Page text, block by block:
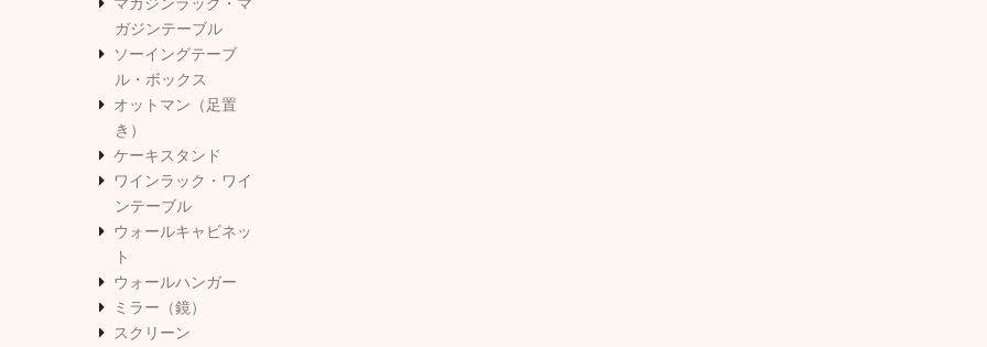
ガジンテーブル
ソーイングテーブ
ル・ボックス
オットマン（足置
き）
ケーキスタンド
ワインラック・ワイ
ンテーブル
ウォールキャビネッ
ト
ウォールハンガー
ミラー（鏡）
スクリーン